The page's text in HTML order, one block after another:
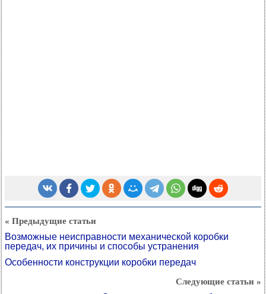
« Предыдущие статьи
Возможные неисправности механической коробки
передач, их причины и способы устранения
Особенности конструкции коробки передач
Следующие статьи »